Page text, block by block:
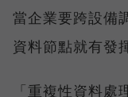
當企業要跨設備
資料節點就有發
「重複性資料